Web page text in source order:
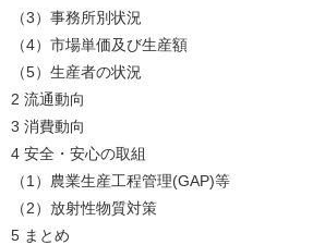
（3）事務所別状況
（4）市場単価及び生産額
（5）生産者の状況
2 流通動向
3 消費動向
4 安全・安心の取組
（1）農業生産工程管理(GAP)等
（2）放射性物質対策
5 まとめ